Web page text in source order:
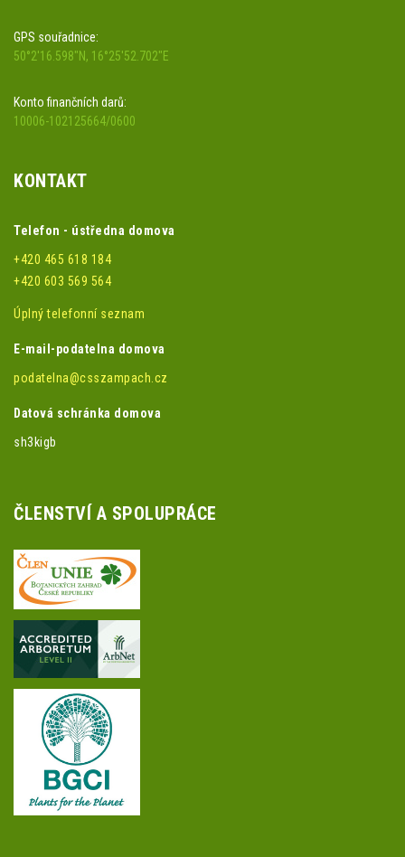
GPS souřadnice:
50°2'16.598"N, 16°25'52.702"E
Konto finančních darů:
10006-102125664/0600
KONTAKT
Telefon - ústředna domova
+420 465 618 184
+420 603 569 564
Úplný telefonní seznam
E-mail-podatelna domova
podatelna@csszampach.cz
Datová schránka domova
sh3kigb
ČLENSTVÍ A SPOLUPRÁCE